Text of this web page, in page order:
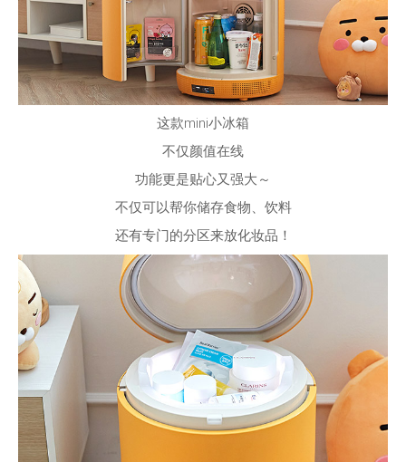
这款mini小冰箱
不仅颜值在线
功能更是贴心又强大～
不仅可以帮你储存食物、饮料
还有专门的分区来放化妆品！